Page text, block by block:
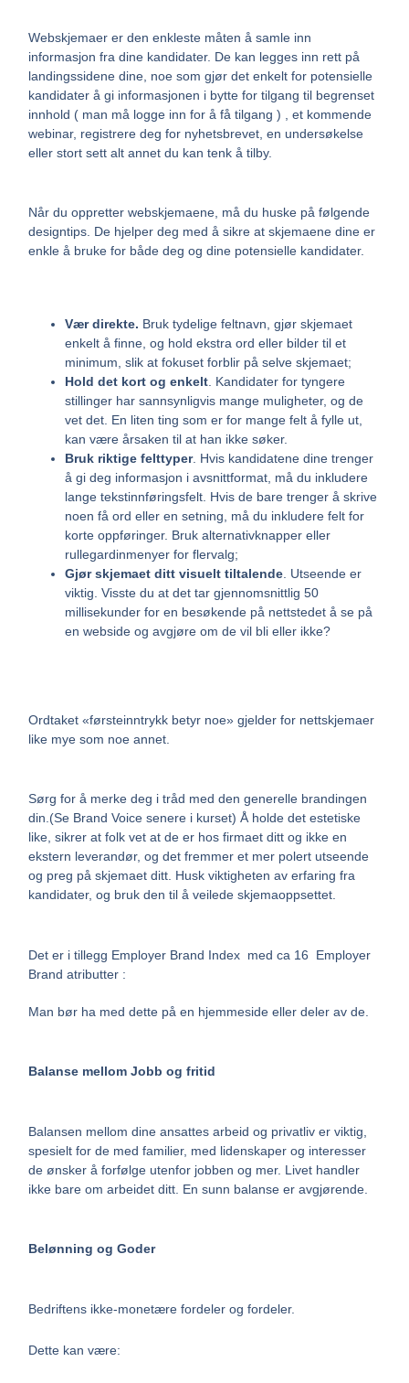
Webskjemaer er den enkleste måten å samle inn
informasjon fra dine kandidater. De kan legges inn rett på
landingssidene dine, noe som gjør det enkelt for potensielle
kandidater å gi informasjonen i bytte for tilgang til begrenset
innhold ( man må logge inn for å få tilgang ) , et kommende
webinar, registrere deg for nyhetsbrevet, en undersøkelse
eller stort sett alt annet du kan tenk å tilby.
Når du oppretter webskjemaene, må du huske på følgende
designtips. De hjelper deg med å sikre at skjemaene dine er
enkle å bruke for både deg og dine potensielle kandidater.
Vær direkte. Bruk tydelige feltnavn, gjør skjemaet
enkelt å finne, og hold ekstra ord eller bilder til et
minimum, slik at fokuset forblir på selve skjemaet;
Hold det kort og enkelt. Kandidater for tyngere
stillinger har sannsynligvis mange muligheter, og de
vet det. En liten ting som er for mange felt å fylle ut,
kan være årsaken til at han ikke søker.
Bruk riktige felttyper. Hvis kandidatene dine trenger
å gi deg informasjon i avsnittformat, må du inkludere
lange tekstinnføringsfelt. Hvis de bare trenger å skrive
noen få ord eller en setning, må du inkludere felt for
korte oppføringer. Bruk alternativknapper eller
rullegardinmenyer for flervalg;
Gjør skjemaet ditt visuelt tiltalende. Utseende er
viktig. Visste du at det tar gjennomsnittlig 50
millisekunder for en besøkende på nettstedet å se på
en webside og avgjøre om de vil bli eller ikke?
Ordtaket «førsteinntrykk betyr noe» gjelder for nettskjemaer
like mye som noe annet.
Sørg for å merke deg i tråd med den generelle brandingen
din.(Se Brand Voice senere i kurset) Å holde det estetiske
like, sikrer at folk vet at de er hos firmaet ditt og ikke en
ekstern leverandør, og det fremmer et mer polert utseende
og preg på skjemaet ditt. Husk viktigheten av erfaring fra
kandidater, og bruk den til å veilede skjemaoppsettet.
Det er i tillegg Employer Brand Index med ca 16 Employer
Brand atributter :
Man bør ha med dette på en hjemmeside eller deler av de.
Balanse mellom Jobb og fritid
Balansen mellom dine ansattes arbeid og privatliv er viktig,
spesielt for de med familier, med lidenskaper og interesser
de ønsker å forfølge utenfor jobben og mer. Livet handler
ikke bare om arbeidet ditt. En sunn balanse er avgjørende.
Belønning og Goder
Bedriftens ikke-monetære fordeler og fordeler.
Dette kan være: